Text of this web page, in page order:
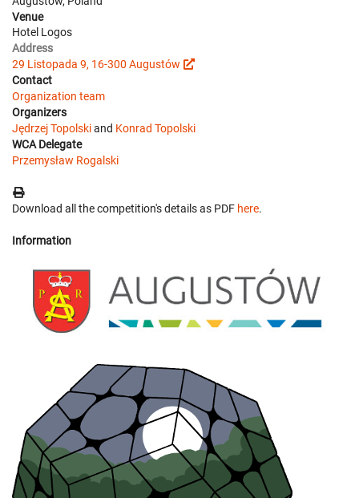
Venue
Hotel Logos
Address
29 Listopada 9, 16-300 Augustów
Contact
Organization team
Organizers
Jędrzej Topolskiand Konrad Topolski
WCA Delegate
Przemysław Rogalski
Download all the competition's details as PDF here.
Information